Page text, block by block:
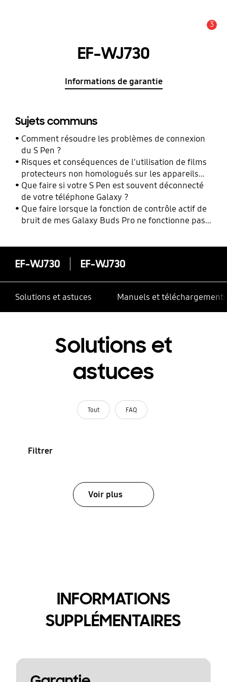
3
EF-WJ730
Informations de garantie
Sujets communs
Comment résoudre les problèmes de connexion
du S Pen ?
Risques et conséquences de l'utilisation de films
protecteurs non homologués sur les appareils
mobiles Samsung Galaxy
Que faire si votre S Pen est souvent déconnecté
de votre téléphone Galaxy ?
Que faire lorsque la fonction de contrôle actif de
bruit de mes Galaxy Buds Pro ne fonctionne pas
EF-WJ730 EF-WJ730
Solutions et astuces Manuels et téléchargements
Solutions et
astuces
Tout FAQ
Filtrer
Voir plus
INFORMATIONS
SUPPLÉMENTAIRES